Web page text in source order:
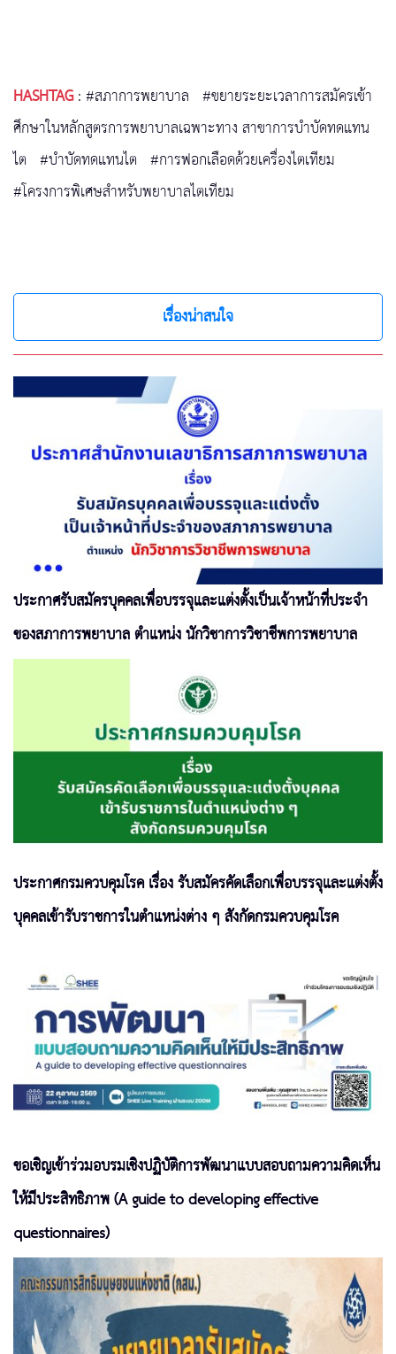
HASHTAG:#สภาการพยาบาล #ขยายระยะเวลาการสมัครเข้า
ศึกษาในหลักสูตรการพยาบาลเฉพาะทาง สาขาการบำบัดทดแทน
ไต #บำบัดทดแทนไต #การฟอกเลือดด้วยเครื่องไตเทียม
#โครงการพิเศษสำหรับพยาบาลไตเทียม
เรื่องน่าสนใจ
ประกาศรับสมัครบุคคลเพื่อบรรจุและแต่งตั้งเป็นเจ้าหน้าที่ประจำ
ของสภาการพยาบาล ตำแหน่ง นักวิชาการวิชาชีพการพยาบาล
ประกาศกรมควบคุมโรค เรื่อง รับสมัครคัดเลือกเพื่อบรรจุและแต่งตั้ง
บุคคลเข้ารับราชการในตำแหน่งต่าง ๆ สังกัดกรมควบคุมโรค
ขอเชิญเข้าร่วมอบรมเชิงปฏิบัติการพัฒนาแบบสอบถามความคิดเห็น
ให้มีประสิทธิภาพ (A guide to developing effective
questionnaires)